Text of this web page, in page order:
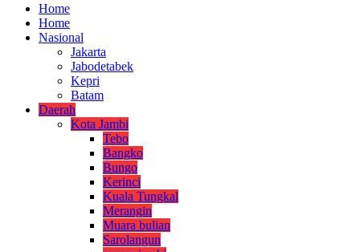
Home
Home
Nasional
Jakarta
Jabodetabek
Kepri
Batam
Daerah
Kota Jambi
Tebo
Bangko
Bungo
Kerinci
Kuala Tungkal
Merangin
Muara bulian
Sarolangun